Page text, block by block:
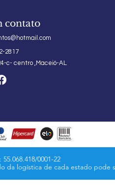
contato
2817
c- centro ,Maceió-AL
55.068.418/0001-22
da logística de cada estado pode